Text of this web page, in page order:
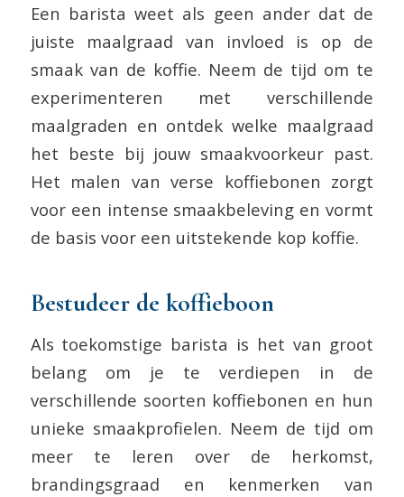
Een barista weet als geen ander dat de
juiste maalgraad van invloed is op de
smaak van de koffie. Neem de tijd om te
experimenteren met verschillende
maalgraden en ontdek welke maalgraad
het beste bij jouw smaakvoorkeur past.
Het malen van verse koffiebonen zorgt
voor een intense smaakbeleving en vormt
de basis voor een uitstekende kop koffie.
Bestudeer de koffieboon
Als toekomstige barista is het van groot
belang om je te verdiepen in de
verschillende soorten koffiebonen en hun
unieke smaakprofielen. Neem de tijd om
meer te leren over de herkomst,
brandingsgraad en kenmerken van